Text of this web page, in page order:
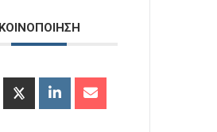
ΚΟΙΝΟΠΟΙΗΣΗ